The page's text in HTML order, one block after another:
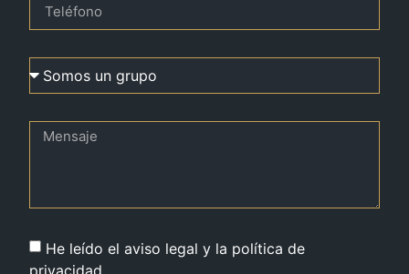
He leído el aviso legal y la política de
privacidad